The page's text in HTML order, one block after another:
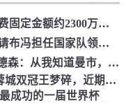
[你怎么看？]记者：阿尔马达转会费固定金额约2300万欧，外
[精彩资讯]斯基拉：意大利足协邀请布冯担任国家队领队，但遭到
【值得一看】第4轮曼市德比！安德森：从我知道曼市，曼城就是这
【精彩资讯】7月不胜！足球报：蓉城双冠王梦碎，近期成绩下滑要
成功的一届世界杯